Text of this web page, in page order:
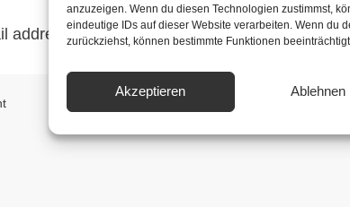
anzuzeigen. Wenn du diesen Technologien zustimmst,
eindeutige IDs auf dieser Website verarbeiten. Wenn du
zurückziehst, können bestimmte Funktionen beeinträchtigt
Akzeptieren Ablehnen
address will not be published.Required fields